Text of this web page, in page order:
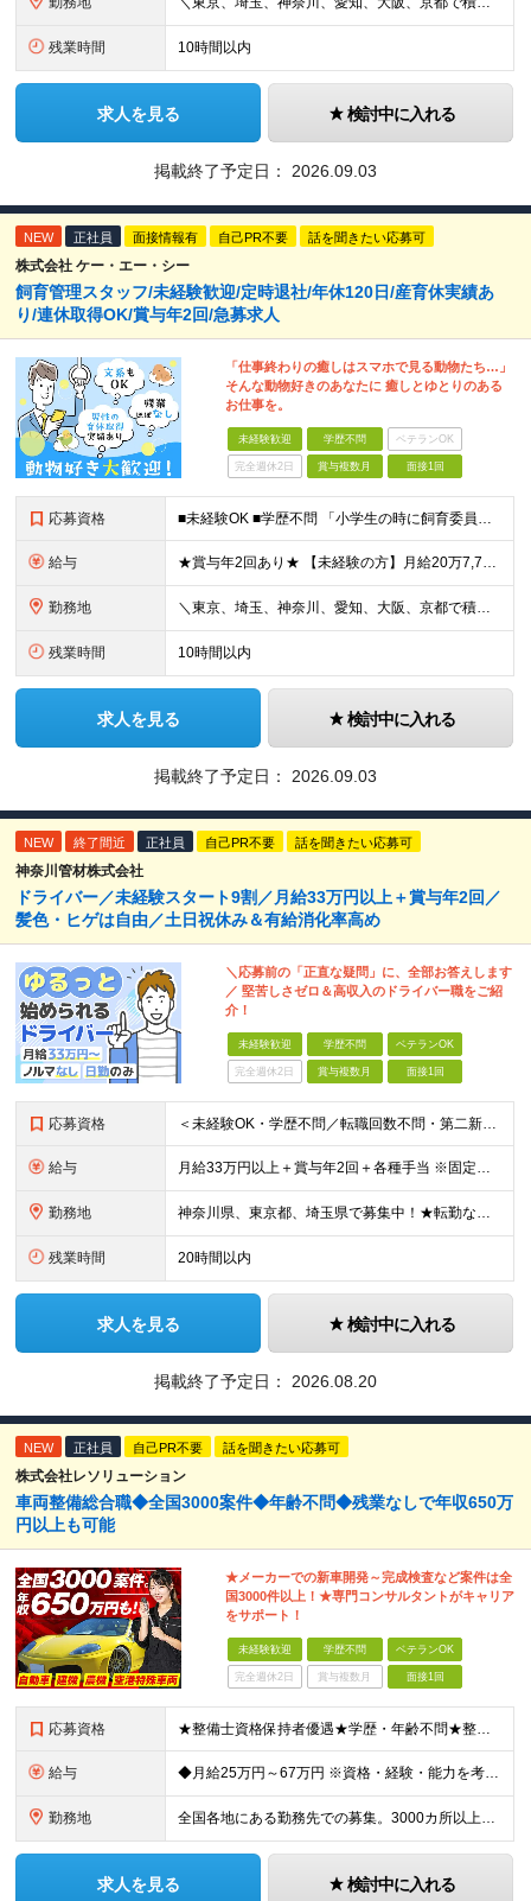
残業時間 10時間以内
求人を見る 検討中に入れる
掲載終了予定日： 2026.09.03
NEW 正社員 面接情報有 自己PR不要 話を聞きたい応募可
株式会社 ケー・エー・シー
飼育管理スタッフ/未経験歓迎/定時退社/年休120日/産育休実績あ
り/連休取得OK/賞与年2回/急募求人
「仕事終わりの癒しはスマホで見る動物たち…」
そんな動物好きのあなたに 癒しとゆとりのある
お仕事を。
未経験歓迎 学歴不問 ベテランOK
完全週休2日 賞与複数月 面接1回
応募資格 ■未経験OK ■学歴不問 「小学生の時に飼育委員だった！」 なんて方もお待ちしております♪ ※ご自宅でのペット飼育について※ ご自宅でげっ歯類・ウサギのペット飼育を禁止しております。当社業務では清
給与 ★賞与年2回あり★ 【未経験の方】月給20万7,750円～＋賞与年2回＋残業代全額支給＋交通費支給 【生物系大卒の方】月給21万3,750円～＋賞与年2回＋残業代全額支給＋交通費支給 ★手当が充実
勤務地 ＼東京、埼玉、神奈川、愛知、大阪、京都で積極採用中！／ ・東京都：品川区 ・埼玉県：和光市 ・神奈川県：横浜市戸塚区、藤沢市 ・茨城県：つくば市 Lマイカー通勤OK！ ・愛知県：犬山市
残業時間 10時間以内
求人を見る 検討中に入れる
掲載終了予定日： 2026.09.03
NEW 終了間近 正社員 自己PR不要 話を聞きたい応募可
神奈川管材株式会社
ドライバー／未経験スタート9割／月給33万円以上＋賞与年2回／
髪色・ヒゲは自由／土日祝休み＆有給消化率高め
＼応募前の「正直な疑問」に、全部お答えします
／ 堅苦しさゼロ＆高収入のドライバー職をご紹
介！
未経験歓迎 学歴不問 ベテランOK
完全週休2日 賞与複数月 面接1回
応募資格 ＜未経験OK・学歴不問／転職回数不問・第二新卒・正社員デビュー歓迎！＞ ◇普通自動車免許をお持ちの方 ※配送は普通免許で運転できる小型トラックで主に行います。
給与 月給33万円以上＋賞与年2回＋各種手当 ※固定残業代（月42時間／7万7171円～）含む。 超過分は別途全額支給します。 ※試用期間（6ヶ月）があります。 その間の給与・待遇に差異はありません。
勤務地 神奈川県、東京都、埼玉県で募集中！★転勤なし ※希望を考慮し、決定 ※転居を伴う転勤なし ＜神奈川＞ ■横浜本社：横浜市西区久保町27-19 ■港南営業所：横浜市港南区日野中央1-15-2 ■平塚営
残業時間 20時間以内
求人を見る 検討中に入れる
掲載終了予定日： 2026.08.20
NEW 正社員 自己PR不要 話を聞きたい応募可
株式会社レソリューション
車両整備総合職◆全国3000案件◆年齢不問◆残業なしで年収650万
円以上も可能
★メーカーでの新車開発～完成検査など案件は全
国3000件以上！★専門コンサルタントがキャリア
をサポート！
未経験歓迎 学歴不問 ベテランOK
完全週休2日 賞与複数月 面接1回
応募資格 ★整備士資格保持者優遇★学歴・年齢不問★整備経験者・既卒者・第二新卒・車業界経験者・未経験者歓迎！ ◎経験や資格を活かしてキャリアアップしたい方 ◎ライフスタイルに合った働き方を求めている方 ◎技術
給与 ◆月給25万円～67万円 ※資格・経験・能力を考慮の上、優遇 ※現年収・年齢・経験・資格・能力等、総合的に考慮し、決定します。 ※自動車整備の実務経験がある方はご相談ください！ ※試用期間有(同待遇/
勤務地 全国各地にある勤務先での募集。3000カ所以上から希望を考慮し決定。 ★転居を伴う転勤なし。 ★遠方からのご応募も歓迎！引越など赴任に伴う費用、家賃は全額負担します（会社規定による）。 ★請負先
求人を見る 検討中に入れる